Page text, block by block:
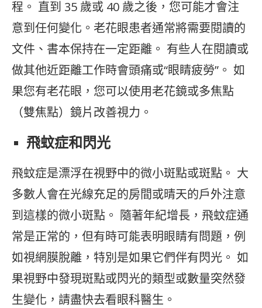
程。 直到 35 歲或 40 歲之後，您可能才會注
意到任何變化。老花眼患者通常將需要閱讀的
文件、書本保持在一定距離。 有些人在閱讀或
做其他近距離工作時會頭痛或“眼睛疲勞”。 如
果您有老花眼，您可以使用老花鏡或多焦點
（雙焦點）鏡片改善視力。
飛蚊症和閃光
飛蚊症是漂浮在視野中的微小斑點或斑點。 大
多數人會在光線充足的房間或晴天的戶外注意
到這樣的微小斑點。 隨著年紀增長，飛蚊症通
常是正常的，但有時可能表明眼睛有問題，例
如視網膜脫離，特別是如果它們伴有閃光。 如
果視野中發現斑點或閃光的類型或數量突然發
生變化，請盡快去看眼科醫生。